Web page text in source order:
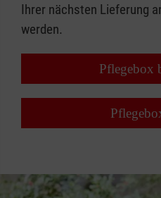
Ihrer nächsten Lieferung
werden.
Pflegebox